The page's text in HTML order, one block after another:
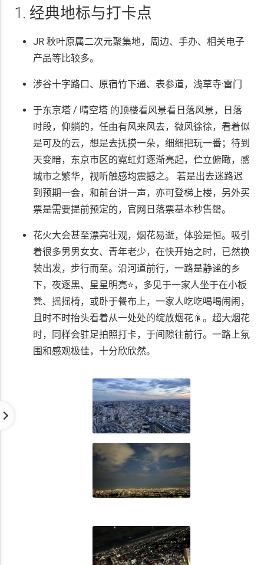
1. 经典地标与打卡点
JR 秋叶原属二次元聚集地，周边、手办、相关电子
产品等比较多。
涉谷十字路口、原宿竹下通、表参道，浅草寺·雷门
于东京塔 / 晴空塔 的顶楼看风景看日落风景，日落
时段，仰躺的，任由有风来风去，微风徐徐，看着似
是可及的云，想是去抚摸一朵，细细把玩一番；待到
天变暗，东京市区的霓虹灯逐渐亮起，伫立俯瞰，感
城市之繁华，视听触感均震撼之。 若是出去迷路迟
到预期一会，和前台讲一声，亦可登梯上楼，另外买
票是需要提前预定的，官网日落票基本秒售罄。
花火大会甚至漂亮壮观，烟花易逝，体验是恒。吸引
着很多男男女女、青年老少，在快开始之时，已然换
装出发，步行而至。沿河道前行，一路是静谧的乡
下，夜逐黑、星星明亮⭐，多见于一家人坐于在小板
凳、摇摇椅，或卧于餐布上，一家人吃吃喝喝闹闹，
且时不时抬头看着从一处处的绽放烟花🎇。超大烟花
时，同样会驻足拍照打卡，于间隙往前行。一路上氛
围和感观极佳，十分欣欣然。